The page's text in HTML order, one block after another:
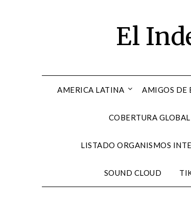
El
AMERICA LATINA AMIGOS DE
COBERTURA GLOBAL
LISTADO ORGANISMOS
SOUND CLOUD